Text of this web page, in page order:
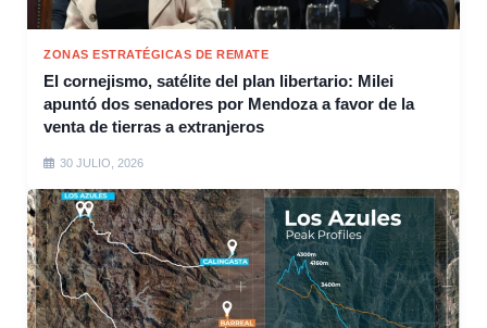
ZONAS ESTRATÉGICAS DE REMATE
El cornejismo, satélite del plan libertario: Milei
apuntó dos senadores por Mendoza a favor de la
venta de tierras a extranjeros
30 JULIO, 2026